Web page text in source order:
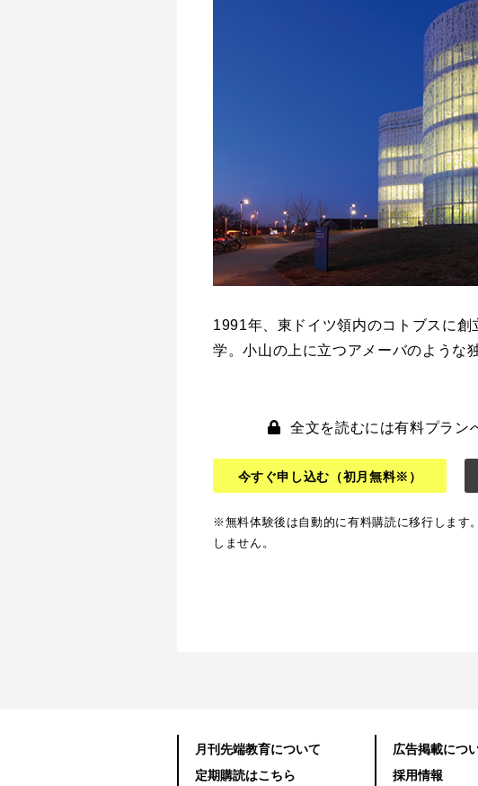
1991年、東ドイツ領内のコトブスに
学。小山の上に立つアメーバのような
全文を読むには有料プラン
今すぐ申し込む （初月無料※）
※無料体験後は自動的に有料購読に移行します
しません。
月刊先端教育について
定期購読はこちら
広告掲載につ
採用情報